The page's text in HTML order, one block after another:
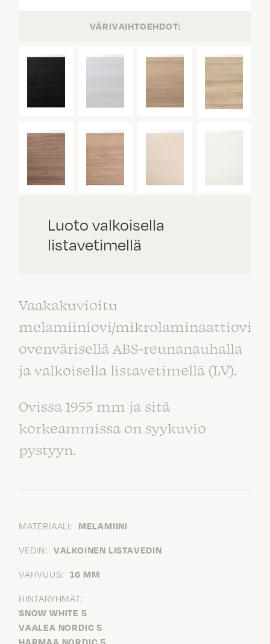
VÄRIVAIHTOEHDOT:
Luoto valkoisella
listavetimellä
Vaakakuvioitu
melamiiniovi/mikrolaminaattiovi
ovenvärisellä ABS-reunanauhalla
ja valkoisella listavetimellä (LV).
Ovissa 1955 mm ja sitä
korkeammissa on syykuvio
pystyyn.
MATERIAALI: MELAMIINI
VEDIN: VALKOINEN LISTAVEDIN
VAHVUUS: 16 MM
HINTARYHMÄT:
SNOW WHITE 5
VAALEA NORDIC 5